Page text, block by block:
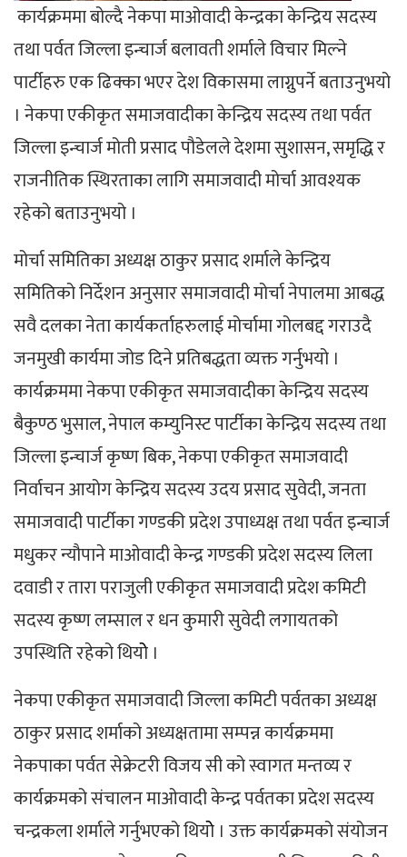
कार्यक्रममा बोल्दै नेकपा माओवादी केन्द्रका केन्द्रिय सदस्य
तथा पर्वत जिल्ला इन्चार्ज बलावती शर्माले विचार मिल्ने
पार्टीहरु एक ढिक्का भएर देश विकासमा लाग्नुपर्ने बताउनुभयो
। नेकपा एकीकृत समाजवादीका केन्द्रिय सदस्य तथा पर्वत
जिल्ला इन्चार्ज मोती प्रसाद पौडेलले देशमा सुशासन, समृद्धि र
राजनीतिक स्थिरताका लागि समाजवादी मोर्चा आवश्यक
रहेको बताउनुभयो ।
मोर्चा समितिका अध्यक्ष ठाकुर प्रसाद शर्माले केन्द्रिय
समितिको निर्देशन अनुसार समाजवादी मोर्चा नेपालमा आबद्ध
सवै दलका नेता कार्यकर्ताहरुलाई मोर्चामा गोलबद्द गराउदै
जनमुखी कार्यमा जोड दिने प्रतिबद्धता व्यक्त गर्नुभयो ।
कार्यक्रममा नेकपा एकीकृत समाजवादीका केन्द्रिय सदस्य
बैकुण्ठ भुसाल, नेपाल कम्युनिस्ट पार्टीका केन्द्रिय सदस्य तथा
जिल्ला इन्चार्ज कृष्ण बिक, नेकपा एकीकृत समाजवादी
निर्वाचन आयोग केन्द्रिय सदस्य उदय प्रसाद सुवेदी, जनता
समाजवादी पार्टीका गण्डकी प्रदेश उपाध्यक्ष तथा पर्वत इन्चार्ज
मधुकर न्यौपाने माओवादी केन्द्र गण्डकी प्रदेश सदस्य लिला
दवाडी र तारा पराजुली एकीकृत समाजवादी प्रदेश कमिटी
सदस्य कृष्ण लम्साल र धन कुमारी सुवेदी लगायतको
उपस्थिति रहेको थियोे ।
नेकपा एकीकृत समाजवादी जिल्ला कमिटी पर्वतका अध्यक्ष
ठाकुर प्रसाद शर्माको अध्यक्षतामा सम्पन्न कार्यक्रममा
नेकपाका पर्वत सेक्रेटरी विजय सी को स्वागत मन्तव्य र
कार्यक्रमको संचालन माओवादी केन्द्र पर्वतका प्रदेश सदस्य
चन्द्रकला शर्माले गर्नुभएको थियोे । उक्त कार्यक्रमको संयोजन